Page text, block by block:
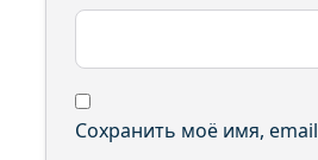
Сохранить моё имя,